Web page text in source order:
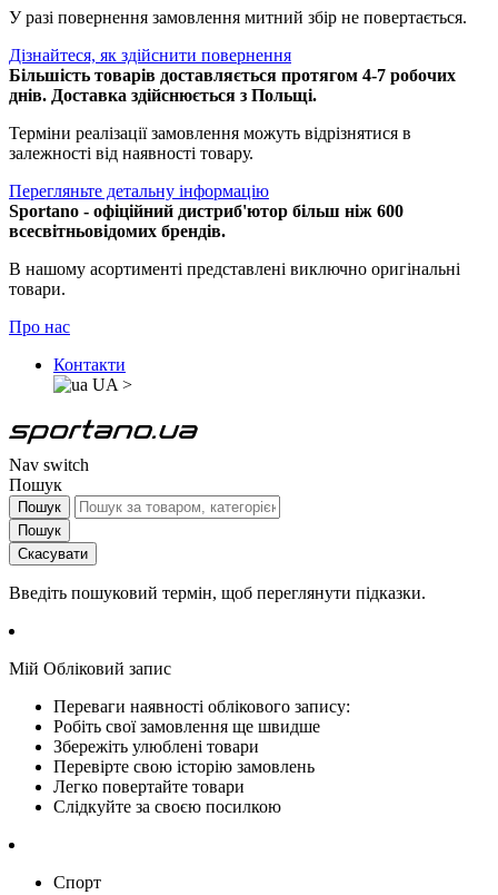
У разі повернення замовлення митний збір не повертається.
Дізнайтеся, як здійснити повернення
Більшість товарів доставляється протягом 4-7 робочих
днів. Доставка здійснюється з Польщі.
Терміни реалізації замовлення можуть відрізнятися в
залежності від наявності товару.
Перегляньте детальну інформацію
Sportano - офіційний дистриб'ютор більш ніж 600
всесвітньовідомих брендів.
В нашому асортименті представлені виключно оригінальні
товари.
Про нас
Контакти
UA >
Nav switch
Пошук
Пошук
Пошук
Скасувати
Введіть пошуковий термін, щоб переглянути підказки.
Мій Обліковий запис
Переваги наявності облікового запису:
Робіть свої замовлення ще швидше
Збережіть улюблені товари
Перевірте свою історію замовлень
Легко повертайте товари
Слідкуйте за своєю посилкою
Спорт